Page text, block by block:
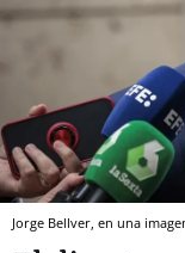
Jorge Bellver, en una